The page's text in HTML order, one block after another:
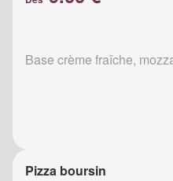
Base crème fraîche,
Pizza boursin